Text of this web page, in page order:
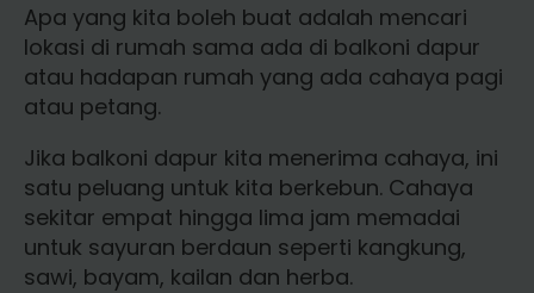
Apa yang kita boleh buat adalah mencari
lokasi di rumah sama ada di balkoni dapur
atau hadapan rumah yang ada cahaya pagi
atau petang.
Jika balkoni dapur kita menerima cahaya, ini
satu peluang untuk kita berkebun. Cahaya
sekitar empat hingga lima jam memadai
untuk sayuran berdaun seperti kangkung,
sawi, bayam, kailan dan herba.